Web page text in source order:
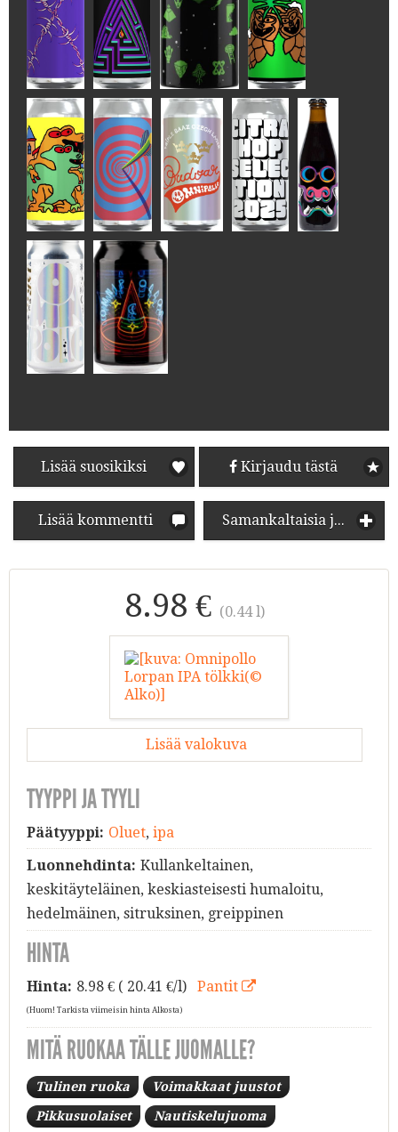
Lisää suosikiksi Kirjaudu tästä
Lisää kommentti Samankaltaisia juomia
8.98 € (0.44 l)
Lisää valokuva
TYYPPI JA TYYLI
Päätyyppi: Oluet, ipa
Luonnehdinta: Kullankeltainen,
keskitäyteläinen, keskiasteisesti humaloitu,
hedelmäinen, sitruksinen, greippinen
HINTA
Hinta: 8.98€ ( 20.41 €/l) Pantit
(Huom! Tarkista viimeisin hinta Alkosta)
MITÄ RUOKAA TÄLLE JUOMALLE?
Tulinen ruoka Voimakkaat juustot
Pikkusuolaiset Nautiskelujuoma